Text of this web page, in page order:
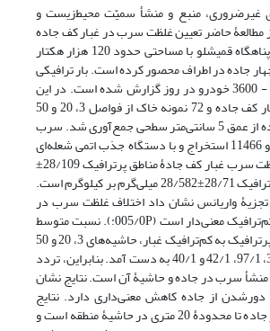
غیرضروری، منبع و منشأ سمیّت محیط‌زیست و
حاضر تعیین غلظت سرب در غبار کف جاده
و حاشیۀ اطراف در پناهگاه قمیشلو با مساحتی حدود 120 هزار هکتار
جاده در اطراف محصور کرده است. بار ترافیکی
محور جنوبی 19000 - 3600 خودرو در روز گزارش شده است. در این
منطقه، 12 نمونه غبار کف جاده و 72 نمونه خاک از فواصل 3، 20 و 50
متری از دو طرف جاده از عمق 5 سانتی‌متر سطحی جمع‌آوری شد. سرب
نمونه‌ها با روش ایزو 11466 استخراج و با دستگاه جذب اتمی شعله‌ای
اندازه‌گیری شد. غلظت سرب غبار کف جادۀ مناطق پرترافیک 28/109±
17/800 و مناطق کم‌ترافیک 28/71±28/582 میلی‌گرم بر کیلوگرم است.
تجزیۀ واریانس نشان داد اختلاف غلظت سرب در
مناطق مختلف پر و کم‌‌ترافیک معنی‌دار است (005/0P:). نسبت متوسط
غلظت سرب مناطق پرترافیک به کم‌ترافیک غبار، حاشیه‌های 3، 20 و 50
متری به ترتیب 37/1، 97/1، 42/1 و 40/1 به دست آمد. بنابراین، تردد
سرب در جاده و حاشیۀ آن است. نتایج نشان
از جاده کاهش معنی‌داری دارد. نتایج
گویای تأثیر معنی‌دار جاده تا محدودۀ 20 متری در حاشیۀ منطقه است و